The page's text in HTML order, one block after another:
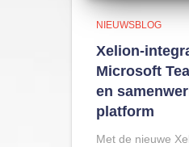
NIEUWSBLOG
Xelion-
Microsoft
en
platform
Met de nieuwe